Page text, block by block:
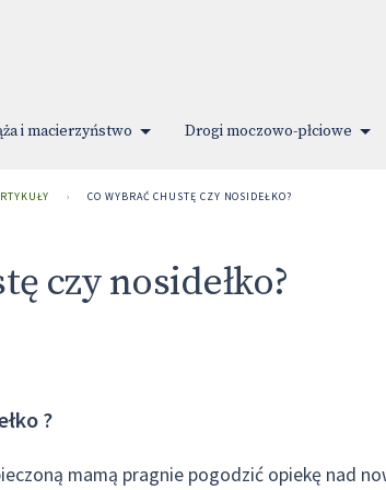
i macierzyństwo Drogi moczowo-płciowe
› CO WYBRAĆ CHUSTĘ CZY NOSIDEŁKO?
czy nosidełko?
?
mamą pragnie pogodzić opiekę nad